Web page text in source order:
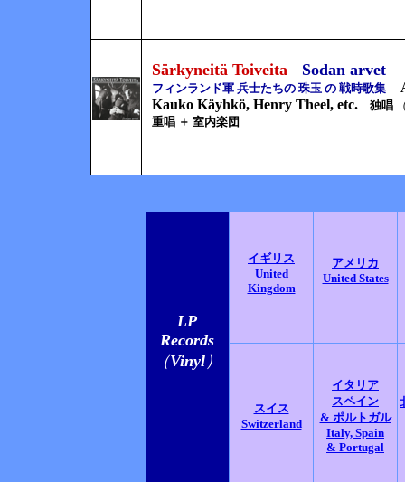
Särkyneitä Toiveita Sodan arvet
フィンランド軍 兵士たちの 珠玉 の 戦時歌集
Kauko Käyhkö, Henry Theel, etc.
独唱
重唱 ＋ 室内楽団
LP
Records
（Vinyl）
イギリス
United
Kingdom
アメリカ
United States
スイス
Switzerland
イタリア
スペイン
& ポルトガル
Italy, Spain
& Portugal